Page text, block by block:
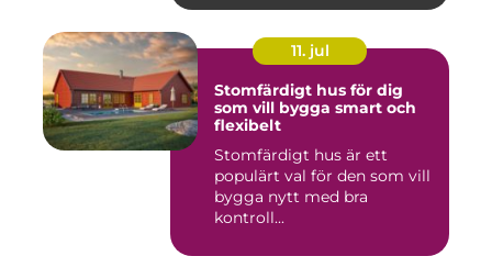
11. jul
Stomfärdigt hus för dig
som vill bygga smart och
flexibelt
Stomfärdigt hus är ett
populärt val för den som vill
bygga nytt med bra
kontroll...